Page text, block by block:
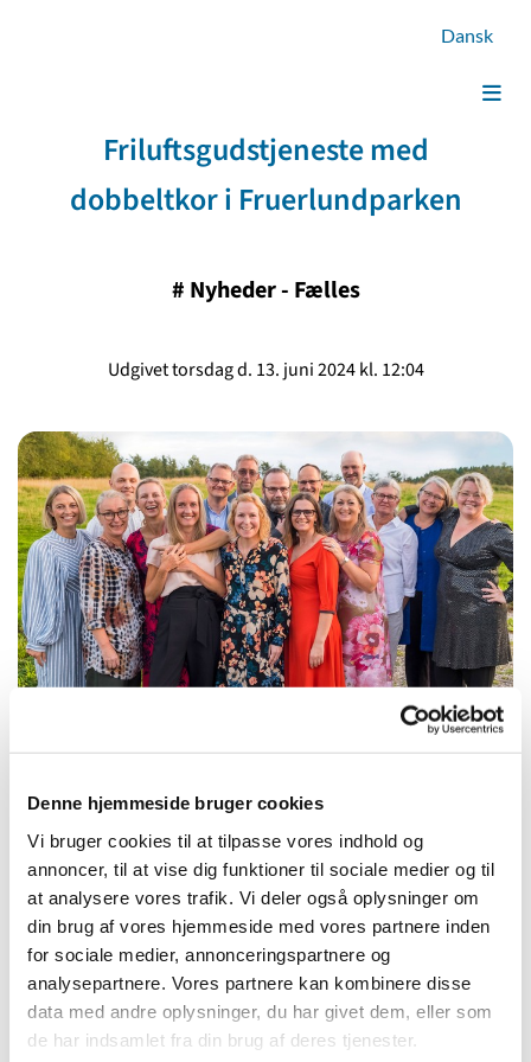
Denne hjemmeside bruger cookies
Vi bruger cookies til at tilpasse vores indhold og
annoncer, til at vise dig funktioner til sociale medier og til
at analysere vores trafik. Vi deler også oplysninger om
din brug af vores hjemmeside med vores partnere inden
for sociale medier, annonceringspartnere og
analysepartnere. Vores partnere kan kombinere disse
data med andre oplysninger, du har givet dem, eller som
de har indsamlet fra din brug af deres tjenester.
Dansk
Friluftsgudstjeneste med
dobbeltkor i Fruerlundparken
# Nyheder - Fælles
Udgivet torsdag d. 13. juni 2024 kl. 12:04
Fruerlundparken
Friluftsgudstjeneste i Fruerlundparken d. 18. august kl.
19.00
Til denne gudstjeneste vil musikken fylde meget. Du vil
kunne glæde dig over deltagelse af hele to kor! Nemlig
Ensemblet Takt 64 og Als/Øster Hurup kirkekor.
Korene vil skiftes til at synge skønne og stemningsfulde
sange. Der vil også være et fællesnummer med alle